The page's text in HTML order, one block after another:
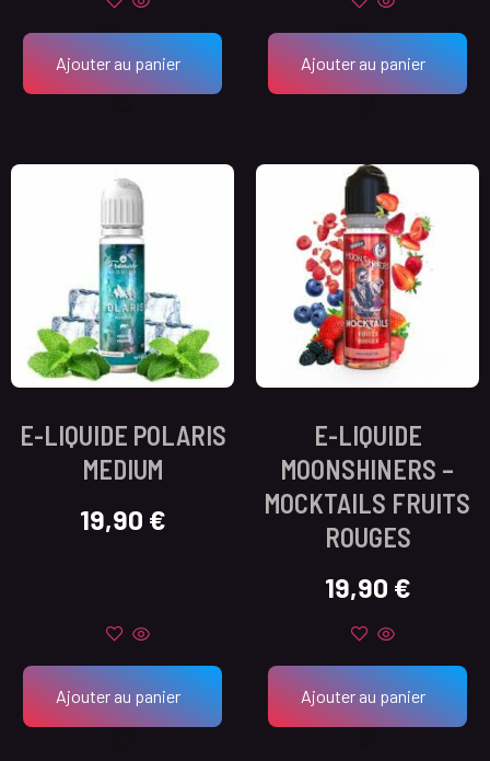
Ajouter au panier Ajouter au panier
E-LIQUIDE POLARIS
MEDIUM
19,90 €
Ajouter au panier
E-LIQUIDE
MOONSHINERS –
MOCKTAILS FRUITS
ROUGES
19,90 €
Ajouter au panier